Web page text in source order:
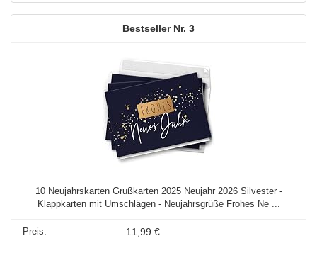
3
10 Neujahrskarten Grußkarten 2025 Neujahr 2026 Silvester -
Klappkarten mit Umschlägen - Neujahrsgrüße Frohes Ne ...
11,99 €